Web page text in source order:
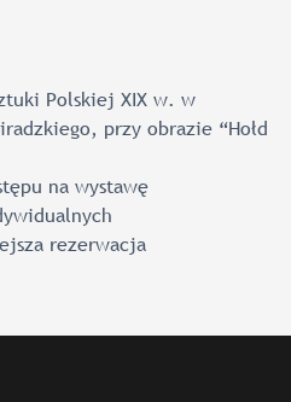
Polskiej XIX w. w
przy obrazie “Hołd
na wystawę
rezerwacja